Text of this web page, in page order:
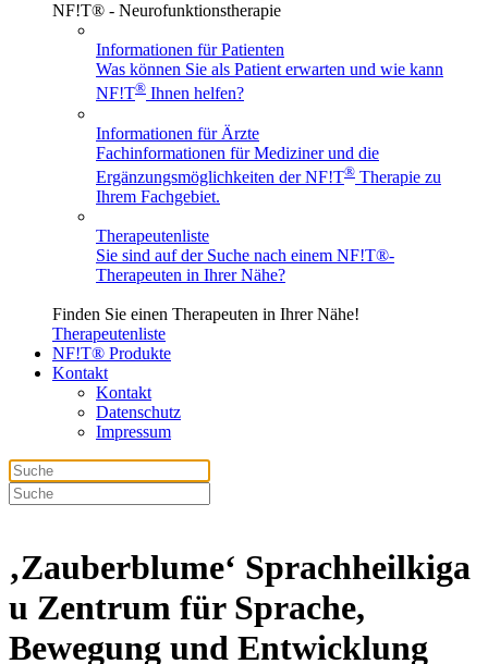
NF!T® - Neurofunktionstherapie
Informationen für Patienten
Was können Sie als Patient erwarten und wie kann
NF!T® Ihnen helfen?
Informationen für Ärzte
Fachinformationen für Mediziner und die
Ergänzungsmöglichkeiten der NF!T® Therapie zu
Ihrem Fachgebiet.
Therapeutenliste
Sie sind auf der Suche nach einem NF!T®-
Therapeuten in Ihrer Nähe?
Finden Sie einen Therapeuten in Ihrer Nähe!
Therapeutenliste
NF!T® Produkte
Kontakt
Kontakt
Datenschutz
Impressum
‚Zauberblume‘ Sprachheilkiga
u Zentrum für Sprache,
Bewegung und Entwicklung